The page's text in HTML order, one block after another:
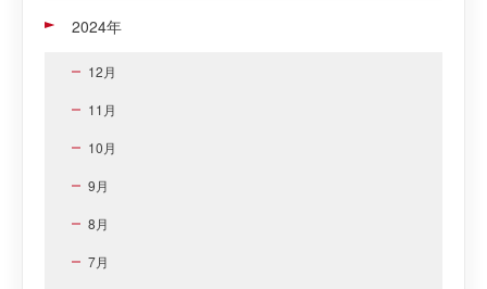
2024年
12月
11月
10月
9月
8月
7月